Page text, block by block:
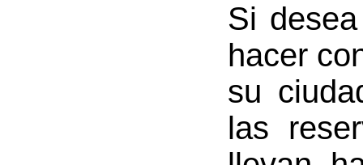
Si
hacer
su
las